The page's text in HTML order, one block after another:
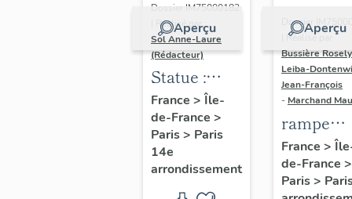
Aperçu
Dossier IM75000182
| Réalisé par
Sol Anne-Laure
(Rédacteur)
Statue :
Femme
assise
France > Île-
de-France >
Paris> Paris
14e
arrondissement
Aperçu
Dossier
| Réalisé par
Bussière
Leiba-
Jean-François
- Marchand
rampe
d'appui,
escalier
France >
de-France >
Paris>